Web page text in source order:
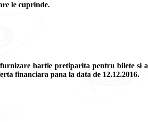
le cuprinde.
hartie pretiparita pentru bilete si
financiara pana la data de 12.12.2016.